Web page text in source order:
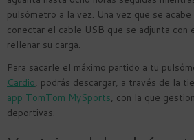
pulsómetro a la vez. Una vez que se
conectar el cable USB que se adjunta con
rellenar su carga.
Para sacarle el máximo partido a tu
Cardio, podrás descargar, a través de la
app TomTom MySports, con la que
deportivas.